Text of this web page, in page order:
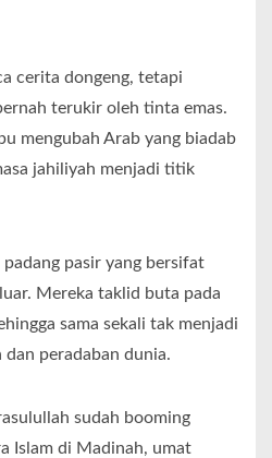
cerita dongeng, tetapi
terukir oleh tinta emas.
mengubah Arab yang biadab
jahiliyah menjadi titik
pasir yang bersifat
Mereka taklid buta pada
sama sekali tak menjadi
peradaban dunia.
sudah booming
Islam di Madinah, umat